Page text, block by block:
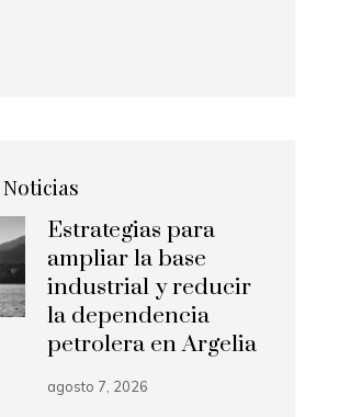
Estrategias para
ampliar la base
industrial y reducir
la dependencia
petrolera en Argelia
agosto 7, 2026